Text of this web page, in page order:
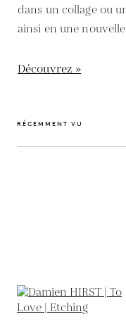
dans un collage ou
ainsi en une
Découvrez »
RÉCEMMENT VU